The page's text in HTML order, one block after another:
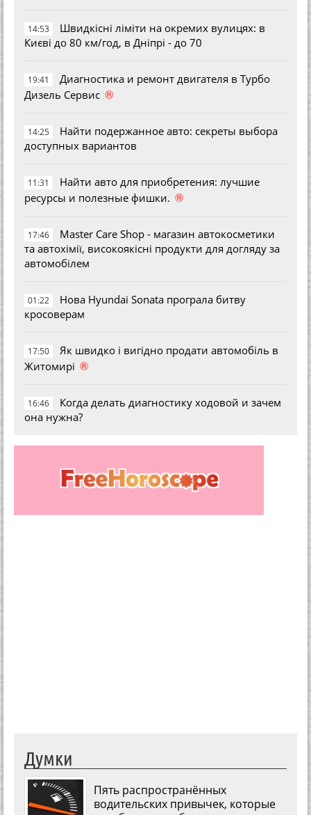
14:53
Швидкісні ліміти на окремих вулицях: в
Києві до 80 км/год, в Дніпрі - до 70
19:41
Диагностика и ремонт двигателя в Турбо
Дизель Сервис ®
14:25
Найти подержанное авто: секреты выбора
доступных вариантов
11:31
Найти авто для приобретения: лучшие
ресурсы и полезные фишки. ®
17:46
Master Care Shop - магазин автокосметики
та автохімії, високоякісні продукти для догляду за
автомобілем
01:22
Нова Hyundai Sonata програла битву
кросоверам
17:50
Як швидко і вигідно продати автомобіль в
Житомирі ®
16:46
Когда делать диагностику ходовой и зачем
она нужна?
Думки
Пять распространённых
водительских привычек, которые